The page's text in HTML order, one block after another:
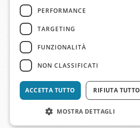
PERFORMANCE
TARGETING
FUNZIONALITÀ
NON CLASSIFICATI
ACCETTA TUTTO RIFIUTA TUTTO
MOSTRA DETTAGLI